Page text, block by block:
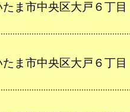
ま市中央区大戸６丁目
ま市中央区大戸６丁目